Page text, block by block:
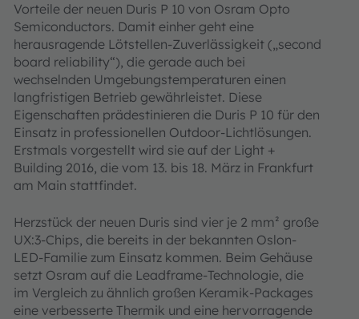
Vorteile der neuen Duris P 10 von Osram Opto
Semiconductors. Damit einher geht eine
herausragende Lötstellen-Zuverlässigkeit („second
board reliability“), die gerade auch bei
wechselnden Umgebungstemperaturen einen
langfristigen Betrieb gewährleistet. Diese
Eigenschaften prädestinieren die Duris P 10 für den
Einsatz in professionellen Outdoor-Lichtlösungen.
Erstmals vorgestellt wird sie auf der Light +
Building 2016, die vom 13. bis 18. März in Frankfurt
am Main stattfindet.
Herzstück der neuen Duris sind vier je 2 mm² große
UX:3-Chips, die bereits in der bekannten Oslon-
LED-Familie zum Einsatz kommen. Beim Gehäuse
setzt Osram auf die Leadframe-Technologie, die
im Vergleich zu ähnlich großen Keramik-Packages
eine verbesserte Thermik und eine hervorragende